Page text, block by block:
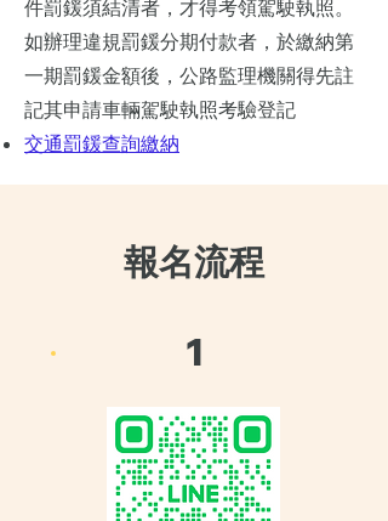
件罰鍰須結清者，才得考領駕駛執照。
如辦理違規罰鍰分期付款者，於繳納第
一期罰鍰金額後，公路監理機關得先註
記其申請車輛駕駛執照考驗登記
​交通罰鍰查詢繳納
報名流程
1